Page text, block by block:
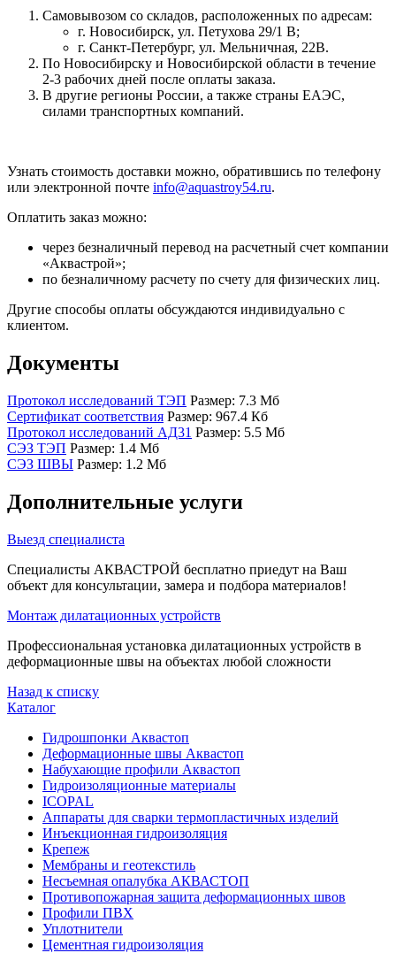
Самовывозом со складов, расположенных по адресам:
г. Новосибирск, ул. Петухова 29/1 В;
г. Санкт-Петербург, ул. Мельничная, 22В.
По Новосибирску и Новосибирской области в течение
2-3 рабочих дней после оплаты заказа.
В другие регионы России, а также страны ЕАЭС,
силами транспортных компаний.
Узнать стоимость доставки можно, обратившись по телефону
или электронной почте info@aquastroy54.ru.
Оплатить заказ можно:
через безналичный перевод на расчетный счет компании
«Аквастрой»;
по безналичному расчету по счету для физических лиц.
Другие способы оплаты обсуждаются индивидуально с
клиентом.
Документы
Протокол исследований ТЭП Размер: 7.3 Мб
Сертификат соответствия Размер: 967.4 Кб
Протокол исследований АД31 Размер: 5.5 Мб
СЭЗ ТЭП Размер: 1.4 Мб
СЭЗ ШВЫ Размер: 1.2 Мб
Дополнительные услуги
Выезд специалиста
Специалисты АКВАСТРОЙ бесплатно приедут на Ваш
объект для консультации, замера и подбора материалов!
Монтаж дилатационных устройств
Профессиональная установка дилатационных устройств в
деформационные швы на объектах любой сложности
Назад к списку
Каталог
Гидрошпонки Аквастоп
Деформационные швы Аквастоп
Набухающие профили Аквастоп
Гидроизоляционные материалы
ICOPAL
Аппараты для сварки термопластичных изделий
Инъекционная гидроизоляция
Крепеж
Мембраны и геотекстиль
Несъемная опалубка АКВАСТОП
Противопожарная защита деформационных швов
Профили ПВХ
Уплотнители
Цементная гидроизоляция